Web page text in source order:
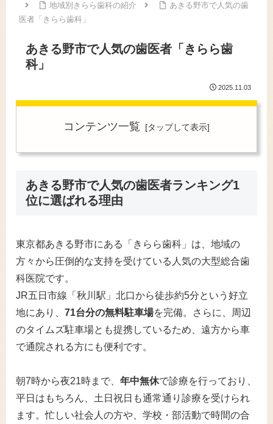
地域別きらら歯科の紹介
あきる野市で人気の歯
医者「きらら歯科」
あきる野市で人気の歯医者「きらら歯
科」
2025.11.03
コンテンツ一覧
あきる野市で人気の歯医者ランキング1
位に選ばれる理由
東京都あきる野市にある「きらら歯科」は、地域の
方々から圧倒的な支持を受けている人気の大型総合歯
科医院です。
JR五日市線「秋川駅」北口から徒歩約5分という好立
地にあり、 71台分の無料駐車場を完備。さらに、周辺
のタイムズ駐車場とも提携しているため、遠方から車
で通院される方にも便利です。
朝7時から夜21時まで、 年中無休で診療を行っており、
平日はもちろん、土日祝日も通常通り診療を受けられ
ます。忙しい社会人の方や、学校・部活動で時間の合